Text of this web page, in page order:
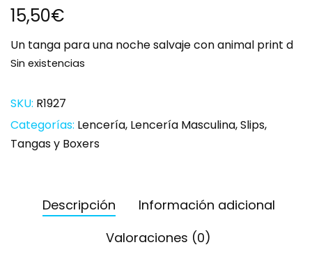
15,50€
Un tanga para una noche salvaje con animal print d
Sin existencias
SKU: R1927
Categorías: Lencería, Lencería Masculina,Slips,
Tangas y Boxers
Descripción
Información adicional
Valoraciones (0)